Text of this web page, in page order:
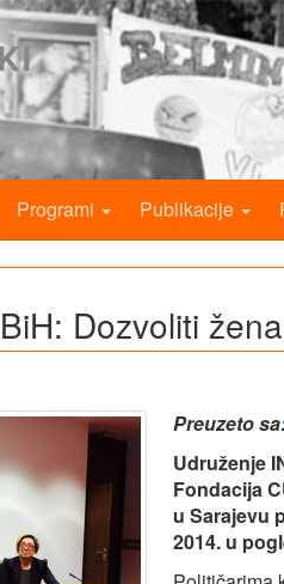
Programi Publikacije
Dozvoliti
Preuzeto
Udruženje
Fondacija
u Sarajevu
2014. u